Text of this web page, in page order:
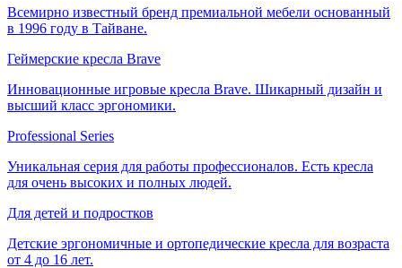
Всемирно известный бренд премиальной мебели основанный
в 1996 году в Тайване.
Геймерские кресла Brave
Инновационные игровые кресла Brave. Шикарный дизайн и
высший класс эргономики.
Professional Series
Уникальная серия для работы профессионалов. Есть кресла
для очень высоких и полных людей.
Для детей и подростков
Детские эргономичные и ортопедические кресла для возраста
от 4 до 16 лет.